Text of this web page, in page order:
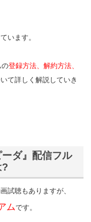
います。
の登録方法、解約方法、
て詳しく解説していき
ダ』配信フル
?
試聴もありますが、
ムです。